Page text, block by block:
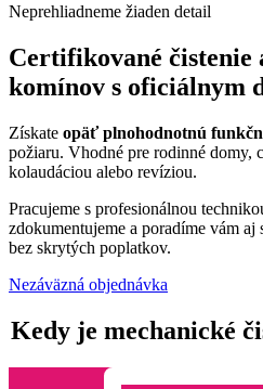
Neprehliadneme žiaden detail
Certifikované čistenie
komínov s oficiálnym
Získate opäť plnohodnotnú
požiaru. Vhodné pre rodinné domy,
kolaudáciou alebo revíziou.
Pracujeme s profesionálnou
zdokumentujeme a poradíme vám
bez skrytých poplatkov.
Nezáväzná objednávka
Kedy je mechanické